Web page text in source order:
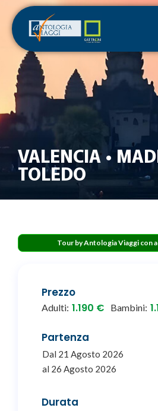
VALENCIA •
TOLEDO
Tour by Antologia Viaggi con
Prezzo
Adulti: 1.190 € Bambini:
Partenza
Dal 21 Agosto 2026
al 26 Agosto 2026
Durata